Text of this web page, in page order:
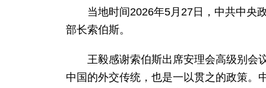
当地时间2026年5月27日，中共中央
部长索伯斯。
王毅感谢索伯斯出席安理会高级别会
中国的外交传统，也是一以贯之的政策。